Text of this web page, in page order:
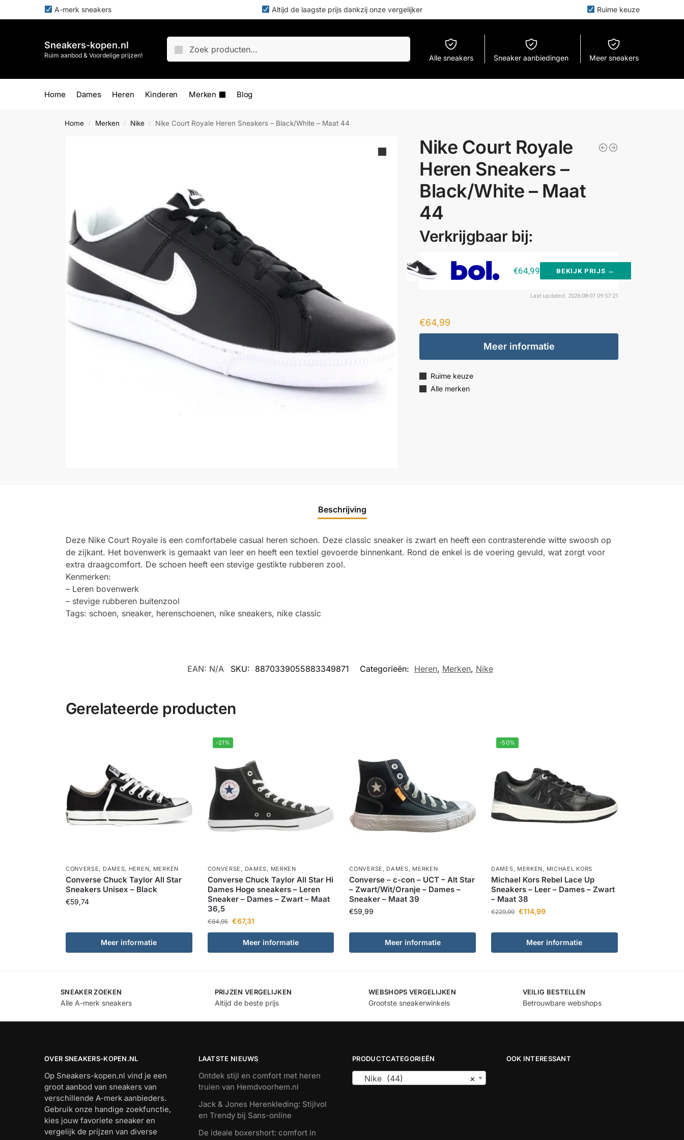
A-merk sneakers Altijd de laagste prijs dankzij onze vergelijker Ruime keuze
Sneakers-kopen.nl
Ruim aanbod & Voordelige prijzen! Alle sneakers Sneaker aanbiedingen Meer sneakers
Home Dames Heren Kinderen Merken Blog
Home / Merken / Nike / Nike Court Royale Heren Sneakers – Black/White – Maat 44
Nike Court Royale
Heren Sneakers –
Black/White – Maat
44
Verkrijgbaar bij:
€64,99 BEKIJK PRIJS →
Last updated: 2026-08-07 09:57:21
€64,99
Meer informatie
Ruime keuze
Alle merken
Beschrijving
Deze Nike Court Royale is een comfortabele casual heren schoen. Deze classic sneaker is zwart en heeft een contrasterende witte swoosh op
de zijkant. Het bovenwerk is gemaakt van leer en heeft een textiel gevoerde binnenkant. Rond de enkel is de voering gevuld, wat zorgt voor
extra draagcomfort. De schoen heeft een stevige gestikte rubberen zool.
Kenmerken:
– Leren bovenwerk
– stevige rubberen buitenzool
Tags: schoen, sneaker, herenschoenen, nike sneakers, nike classic
EAN: N/A SKU: 8870339055883349871 Categorieën: Heren, Merken, Nike
Gerelateerde producten
CONVERSE DAMES HEREN MERKEN
Converse Chuck Taylor All Star
Sneakers Unisex – Black
€59,74
Meer informatie
-21%
CONVERSE DAMES MERKEN
Converse Chuck Taylor All Star Hi
Dames Hoge sneakers – Leren
Sneaker – Dames – Zwart – Maat
36,5
€84,95 €67,31
Meer informatie
CONVERSE DAMES MERKEN
Converse – c-con – UCT – Alt Star
– Zwart/Wit/Oranje – Dames –
Sneaker – Maat 39
€59,99
Meer informatie
-50%
DAMES MERKEN MICHAEL KORS
Michael Kors Rebel Lace Up
Sneakers – Leer – Dames – Zwart
– Maat 38
€229,99 €114,99
Meer informatie
SNEAKER ZOEKEN
Alle A-merk sneakers
PRIJZEN VERGELIJKEN
Altijd de beste prijs
WEBSHOPS VERGELIJKEN
Grootste sneakerwinkels
VEILIG BESTELLEN
Betrouwbare webshops
OVER SNEAKERS-KOPEN.NL
Op Sneakers-kopen.nl vind je een
groot aanbod van sneakers van
verschillende A-merk aanbieders.
Gebruik onze handige zoekfunctie,
kies jouw favoriete sneaker en
vergelijk de prijzen van diverse
LAATSTE NIEUWS
Ontdek stijl en comfort met heren
truien van Hemdvoorhem.nl
Jack & Jones Herenkleding: Stijlvol
en Trendy bij Sans-online
De ideale boxershort: comfort in
PRODUCTCATEGORIEËN
×
Nike (44)
OOK INTERESSANT